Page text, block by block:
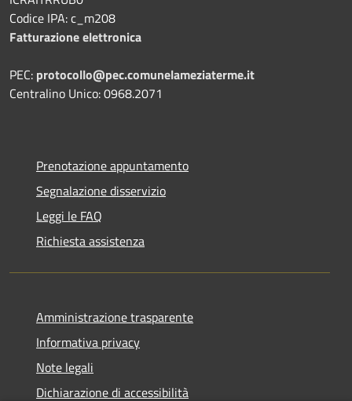
Codice IPA: c_m208
Fatturazione elettronica
PEC: protocollo@pec.comunelameziaterme.it
Centralino Unico: 0968.2071
Prenotazione appuntamento
Segnalazione disservizio
Leggi le FAQ
Richiesta assistenza
Amministrazione trasparente
Informativa privacy
Note legali
Dichiarazione di accessibilità